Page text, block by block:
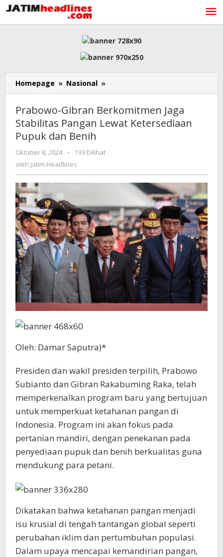
Lewati
ke
konten
Homepage » Nasional »
Gibran
Jaga
Stabilitas
dan
Prabowo-Gibran Berkomitmen Jaga
Stabilitas Pangan Lewat Ketersediaan
Pupuk dan Benih
Oktober 8, 2024
oleh
-
139 Dilihat
oleh Jatim Headlines
Oleh: Damar Saputra)*
Presiden dan wakil presiden terpilih, Prabowo
Subianto dan Gibran Rakabuming Raka, telah
memperkenalkan program baru yang bertujuan
untuk memperkuat ketahanan pangan di
Indonesia. Program ini akan fokus pada
pertanian mandiri, dengan penekanan pada
penyediaan pupuk dan benih berkualitas guna
mendukung para petani.
Dikatakan bahwa ketahanan pangan menjadi
isu krusial di tengah tantangan global seperti
perubahan iklim dan pertumbuhan populasi.
Dalam upaya mencapai kemandirian pangan,